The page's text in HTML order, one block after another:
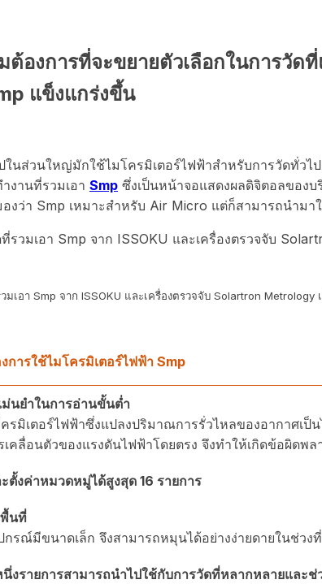
ต้องการที่จะขยายตัวเลือกในการวัด
แข็งแกร่งขึ้น
ในส่วนใหญ่มักใช้ไมโครมิเตอร์ไฟฟ้าสำหรับการวัดทั่ว
งานที่รวมเอา Smp ซึ่งเป็นหน้าจอแสดงผลดิจิตอลของบ
งว่า Smp เหมาะสำหรับ Air Micro แต่ก็สามารถนำมา
เอา Smp จาก ISSOKU และเครื่องตรวจจับ Solartron Metrology
การใช้ไมโครมิเตอร์ไฟฟ้า Smp
นยำในการอ่านขั้นต่ำ
รมิเตอร์ไฟฟ้าซึ่งแปลงปริมาณการรั่วไหลของอากาศเ
คลื่อนตัวของแรงดันไฟฟ้าโดยตรง จึงทำให้เกิดข้อผิดพล
ตั้งค่าหมวดหมู่ได้สูงสุด 16 รายการ
นที่
กรณ์มีขนาดเล็ก จึงสามารถหมุนได้อย่างง่ายดายในช่ว
งรายการสามารถนำไปใช้กับการวัดที่หลากหลายและช่